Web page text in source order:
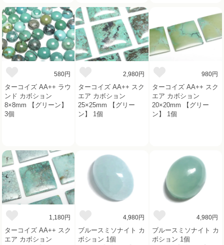
580円
ターコイズ AA++ ラウ
ンド カボション
8×8mm 【グリーン】
3個
2,980円
ターコイズ AA++ スク
エア カボション
25×25mm 【グリー
ン】 1個
980円
ターコイズ AA++ スク
エア カボション
20×20mm 【グリー
ン】 1個
1,180円
ターコイズ AA++ スク
エア カボション
4,980円
ブルースミソナイト カ
ボション 1個
4,980円
ブルースミソナイト カ
ボション 1個